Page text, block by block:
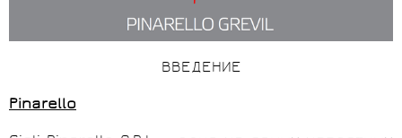
ВВЕДЕНИЕ
Pinarello